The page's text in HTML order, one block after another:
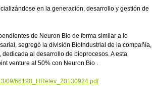
en la generación, desarrollo y gestión de
de Neuron Bio de forma similar a lo
segregó la división BioIndustrial de la compañía,
al desarrollo de bioprocesos. A esta
venture al 50% con Neuron Bio .
09/66198_HRelev_20130924.pdf